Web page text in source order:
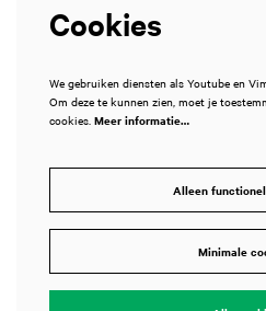
Cookies
We gebruiken diensten als Youtube en
Om deze te kunnen zien, moet je
cookies. Meer informatie…
Alleen
Minimale